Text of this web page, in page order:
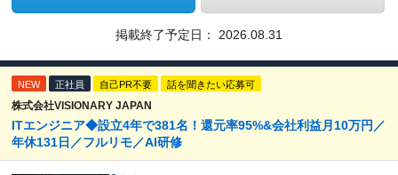
掲載終了予定日： 2026.08.31
NEW 正社員 自己PR不要 話を聞きたい応募可
株式会社VISIONARY JAPAN
ITエンジニア◆設立4年で381名！還元率95%&会社利益月10万円／
年休131日／フルリモ／AI研修